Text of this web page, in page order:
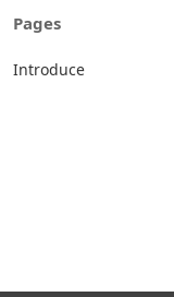
Pages
Introduce